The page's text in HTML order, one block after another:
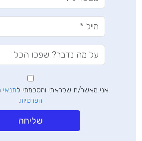
אני מאשר/ת שקראתי והסכמתי ל
הפרטיות
שליחה